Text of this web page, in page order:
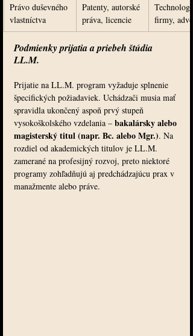
Právo duševného
vlastníctva
Patenty, autorské
práva, licencie
firmy,
Podmienky prijatia a priebeh štúdia
LL.M.
Prijatie na LL.M. program vyžaduje splnenie
špecifických požiadaviek. Uchádzači musia mať
spravidla ukončený aspoň prvý stupeň
vysokoškolského vzdelania – bakalársky alebo
magisterský titul (napr. Bc. alebo Mgr.). Na
rozdiel od akademických titulov je LL.M.
zamerané na profesijný rozvoj, preto niektoré
programy zohľadňujú aj predchádzajúcu prax v
manažmente alebo práve.